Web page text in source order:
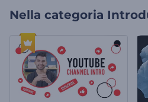
Nella categoria